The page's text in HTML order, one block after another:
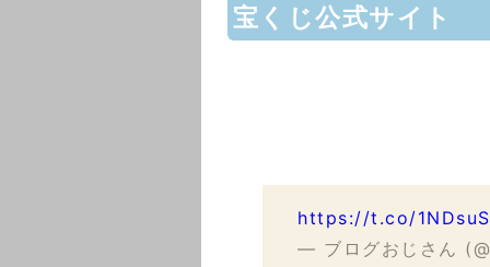
宝くじ公式サイト
https://t.co/
— ブログおじさん